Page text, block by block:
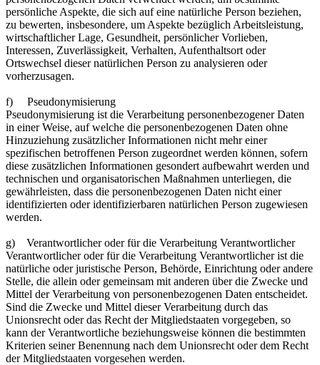
persönliche Aspekte, die sich auf eine natürliche Person beziehen,
zu bewerten, insbesondere, um Aspekte bezüglich Arbeitsleistung,
wirtschaftlicher Lage, Gesundheit, persönlicher Vorlieben,
Interessen, Zuverlässigkeit, Verhalten, Aufenthaltsort oder
Ortswechsel dieser natürlichen Person zu analysieren oder
vorherzusagen.
f) Pseudonymisierung
Pseudonymisierung ist die Verarbeitung personenbezogener Daten
in einer Weise, auf welche die personenbezogenen Daten ohne
Hinzuziehung zusätzlicher Informationen nicht mehr einer
spezifischen betroffenen Person zugeordnet werden können, sofern
diese zusätzlichen Informationen gesondert aufbewahrt werden und
technischen und organisatorischen Maßnahmen unterliegen, die
gewährleisten, dass die personenbezogenen Daten nicht einer
identifizierten oder identifizierbaren natürlichen Person zugewiesen
werden.
g) Verantwortlicher oder für die Verarbeitung Verantwortlicher
Verantwortlicher oder für die Verarbeitung Verantwortlicher ist die
natürliche oder juristische Person, Behörde, Einrichtung oder andere
Stelle, die allein oder gemeinsam mit anderen über die Zwecke und
Mittel der Verarbeitung von personenbezogenen Daten entscheidet.
Sind die Zwecke und Mittel dieser Verarbeitung durch das
Unionsrecht oder das Recht der Mitgliedstaaten vorgegeben, so
kann der Verantwortliche beziehungsweise können die bestimmten
Kriterien seiner Benennung nach dem Unionsrecht oder dem Recht
der Mitgliedstaaten vorgesehen werden.